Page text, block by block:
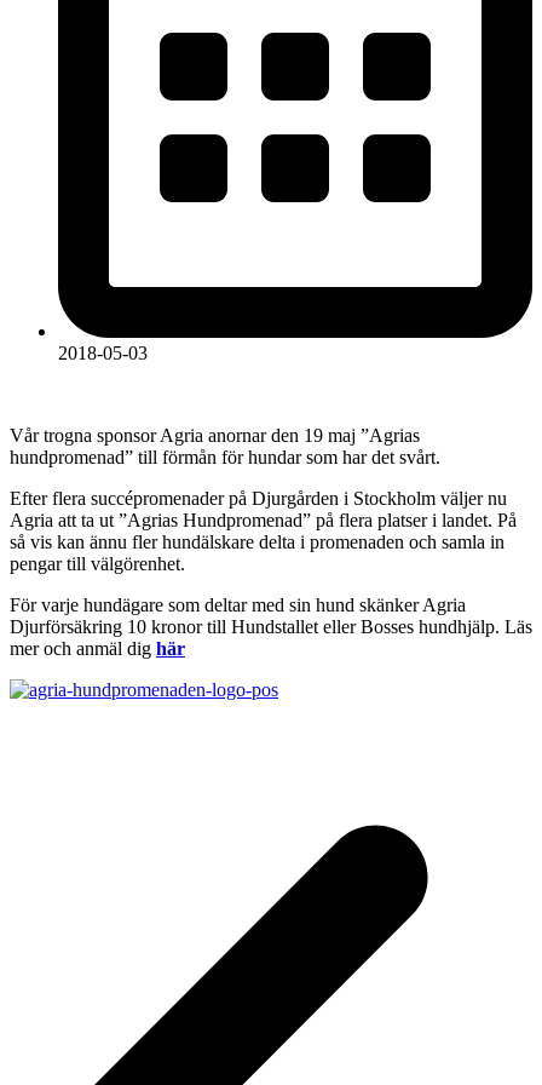
2018-05-03
Vår trogna sponsor Agria anornar den 19 maj ”Agrias
hundpromenad” till förmån för hundar som har det svårt.
Efter flera succépromenader på Djurgården i Stockholm väljer nu
Agria att ta ut ”Agrias Hundpromenad” på flera platser i landet. På
så vis kan ännu fler hundälskare delta i promenaden och samla in
pengar till välgörenhet.
För varje hundägare som deltar med sin hund skänker Agria
Djurförsäkring 10 kronor till Hundstallet eller Bosses hundhjälp. Läs
mer och anmäl dig här